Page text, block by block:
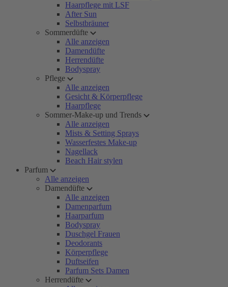
Haarpflege mit LSF
After Sun
Selbstbräuner
Sommerdüfte
Alle anzeigen
Damendüfte
Herrendüfte
Bodyspray
Pflege
Alle anzeigen
Gesicht & Körperpflege
Haarpflege
Sommer-Make-up und Trends
Alle anzeigen
Mists & Setting Sprays
Wasserfestes Make-up
Nagellack
Beach Hair stylen
Parfum
Alle anzeigen
Damendüfte
Alle anzeigen
Damenparfum
Haarparfum
Bodyspray
Duschgel Frauen
Deodorants
Körperpflege
Duftseifen
Parfum Sets Damen
Herrendüfte